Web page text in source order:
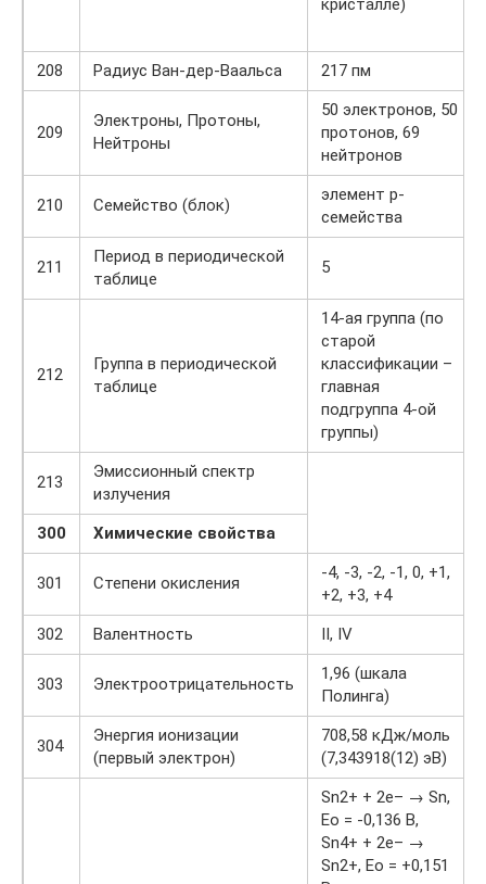
кристалле)
208 Радиус Ван-дер-Ваальса 217 пм
209
Электроны, Протоны,
Нейтроны
50 электронов, 50
протонов, 69
нейтронов
210 Семейство (блок)
элемент p-
семейства
211
Период в периодической
таблице
5
212
Группа в периодической
таблице
14-ая группа (по
старой
классификации –
главная
подгруппа 4-ой
группы)
213
Эмиссионный спектр
излучения
300
Химические свойства
301 Степени окисления
-4, -3, -2, -1, 0, +1,
+2, +3, +4
302
Валентность II, IV
303 Электроотрицательность
1,96 (шкала
Полинга)
304
Энергия ионизации
(первый электрон)
708,58 кДж/моль
(7,343918(12) эВ)
Sn2+ + 2e– → Sn,
Eo = -0,136 В,
Sn4+ + 2e– →
Sn2+, Eo = +0,151